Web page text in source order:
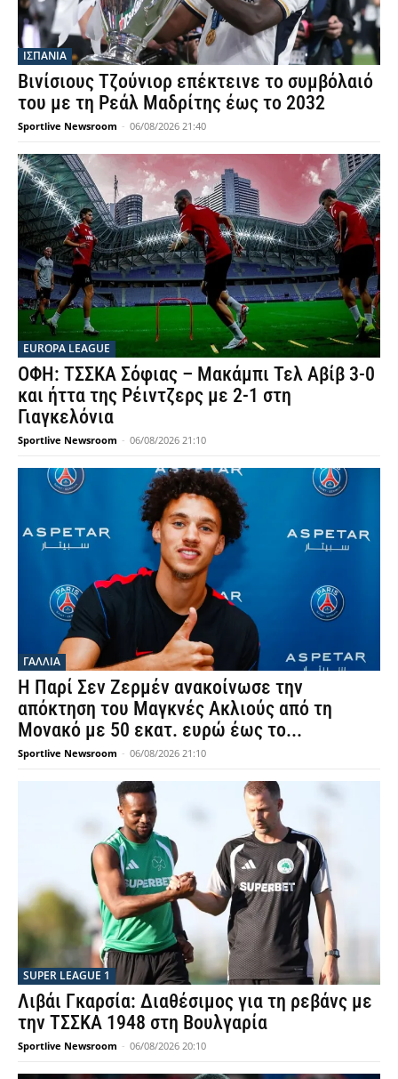
ΙΣΠΑΝΙΑ
Βινίσιους Τζούνιορ επέκτεινε το συμβόλαιό
του με τη Ρεάλ Μαδρίτης έως το 2032
Sportlive Newsroom - 06/08/2026 21:40
EUROPA LEAGUE
ΟΦΗ: ΤΣΣΚΑ Σόφιας – Μακάμπι Τελ Αβίβ 3-0
και ήττα της Ρέιντζερς με 2-1 στη
Γιαγκελόνια
Sportlive Newsroom - 06/08/2026 21:10
ΓΑΛΛΙΑ
Η Παρί Σεν Ζερμέν ανακοίνωσε την
απόκτηση του Μαγκνές Ακλιούς από τη
Μονακό με 50 εκατ. ευρώ έως το...
Sportlive Newsroom - 06/08/2026 21:10
SUPER LEAGUE 1
Λιβάι Γκαρσία: Διαθέσιμος για τη ρεβάνς με
την ΤΣΣΚΑ 1948 στη Βουλγαρία
Sportlive Newsroom - 06/08/2026 20:10